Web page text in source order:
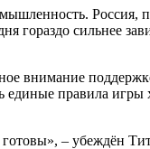
Россия,
сильнее
внимание
правила игры
– убеждён